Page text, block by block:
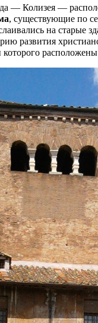
— Колизея —
, существующие по
на старые
развития